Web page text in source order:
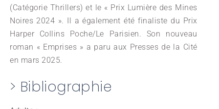
(Catégorie Thrillers) et le « Prix Lumière des Mines
Noires 2024 ». Il a également été finaliste du Prix
Harper Collins Poche/Le Parisien. Son nouveau
roman « Emprises » a paru aux Presses de la Cité
en mars 2025.
> Bibliographie